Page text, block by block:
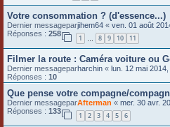
Votre consommation ? (d'essence...)
Dernier messageparjihem64 « ven. 01 août
Réponses : 258
1 8 9 10 11
Filmer la route : Caméra voiture ou
Dernier messageparharchin « lun. 12 mai
Réponses : 10
Que pense votre compagne/
Dernier messageparAfterman « mer. 30 avr.
Réponses : 133
1 2 3 4 5 6